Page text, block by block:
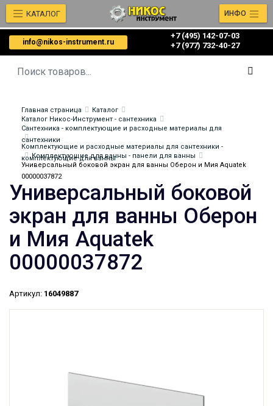
info@nikos-instrument.ru
+7 (495) 142-07-03
‎‎+7 (977) 732-40-27
КАТАЛОГ ИНФО
Главная страница
Каталог
Каталог Никос-Инструмент - сантехника
Сантехника - комплектующие и расходные материалы для
сантехники
Комплектующие и расходные материалы для сантехники -
комплектующие для ванны
Комплектующие для ванны - панели для ванны
Универсальный боковой экран для ванны Оберон и Мия Aquatek
00000037872
Универсальный боковой
экран для ванны Оберон
и Мия Aquatek
00000037872
Артикул: 16049887